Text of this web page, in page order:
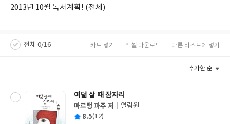
2013년 10월 독서계획! (전체)
전체 0/16 카트 넣기 엑셀 다운로드 다른 리스트에 넣기
추가한 순
여덟 살 때 잠자리
글
쓴
마르탱 파주 저
출
열림원
평 8.5(12)